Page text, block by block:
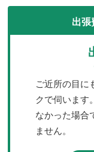
出張
ご近所の目に
クで伺います
なかった場合
ません。